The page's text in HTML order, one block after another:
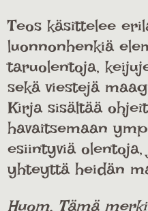
Teos käsittelee
luonnonhenkiä
taruolentoja,
sekä viestejä
Kirja sisältää
havaitsemaan
esiintyviä
yhteyttä heidän
Huom. Tämä